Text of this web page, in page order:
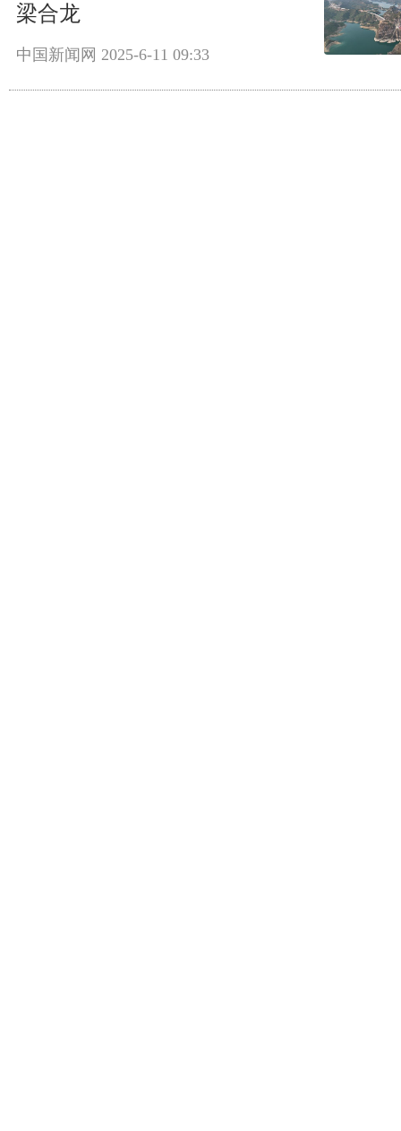
梁合龙
中国新闻网 2025-6-11 09:33